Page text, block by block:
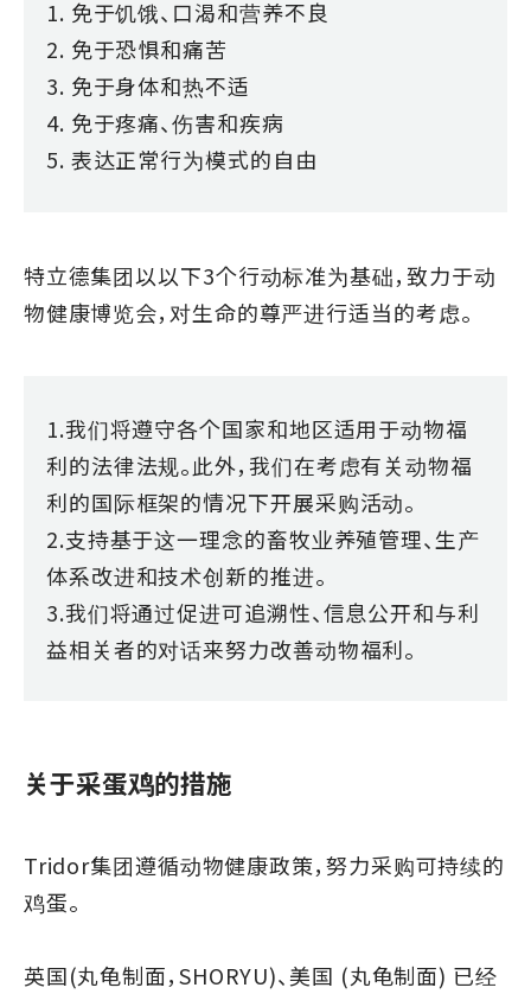
1. 免于饥饿、口渴和营养不良
2. 免于恐惧和痛苦
3. 免于身体和热不适
4. 免于疼痛、伤害和疾病
5. 表达正常行为模式的自由
特立德集团以以下3个行动标准为基础，致力于动
物健康博览会，对生命的尊严进行适当的考虑。
1.我们将遵守各个国家和地区适用于动物福
利的法律法规。此外，我们在考虑有关动物福
利的国际框架的情况下开展采购活动。
2.支持基于这一理念的畜牧业养殖管理、生产
体系改进和技术创新的推进。
3.我们将通过促进可追溯性、信息公开和与利
益相关者的对话来努力改善动物福利。
关于采蛋鸡的措施
Tridor集团遵循动物健康政策，努力采购可持续的
鸡蛋。
英国(丸龟制面，SHORYU)、美国 (丸龟制面) 已经